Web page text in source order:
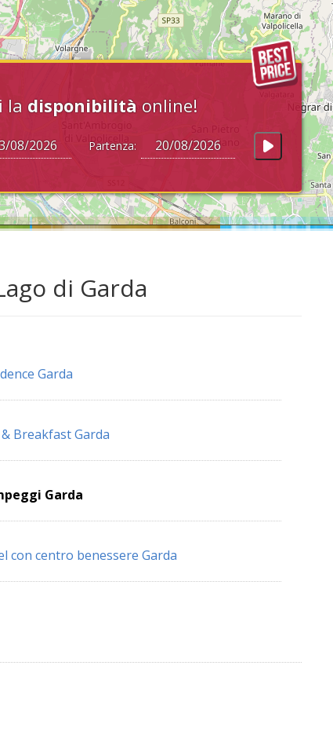
la disponibilità online!
Partenza:
di Garda
Garda
Breakfast Garda
Garda
con centro benessere Garda